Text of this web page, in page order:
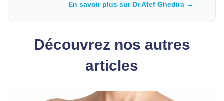
En savoir plus sur Dr Atef Ghedira →
Découvrez nos autres
articles